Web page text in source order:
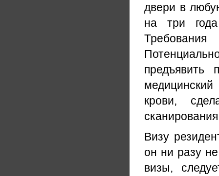
двери в
на три
предъявить
крови,
Визу
он ни разу
визы,